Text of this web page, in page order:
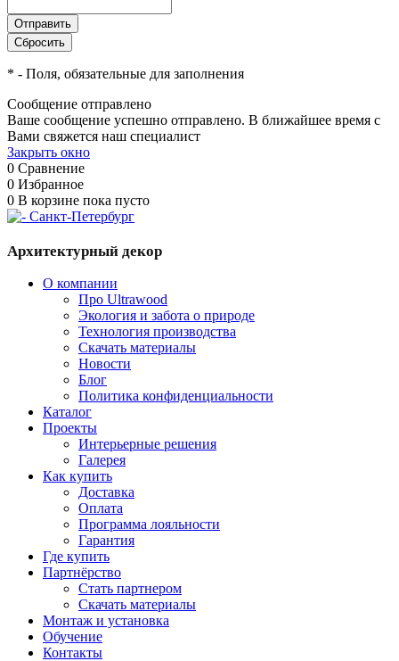
* - Поля, обязательные для заполнения
Сообщение отправлено
Ваше сообщение успешно отправлено. В ближайшее время с
Вами свяжется наш специалист
Закрыть окно
0 Сравнение
0 Избранное
0 В корзине пока пусто
Архитектурный декор
О компании
Про Ultrawood
Экология и забота о природе
Технология производства
Скачать материалы
Новости
Блог
Политика конфиденциальности
Каталог
Проекты
Интерьерные решения
Галерея
Как купить
Доставка
Оплата
Программа лояльности
Гарантия
Где купить
Партнёрство
Стать партнером
Скачать материалы
Монтаж и установка
Обучение
Контакты